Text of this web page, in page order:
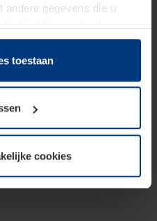
andere gegevens die u
om cookies op uw
is. Voor alle andere
benodigd. Uw
bij de uitleg van de
toestaan
cookies